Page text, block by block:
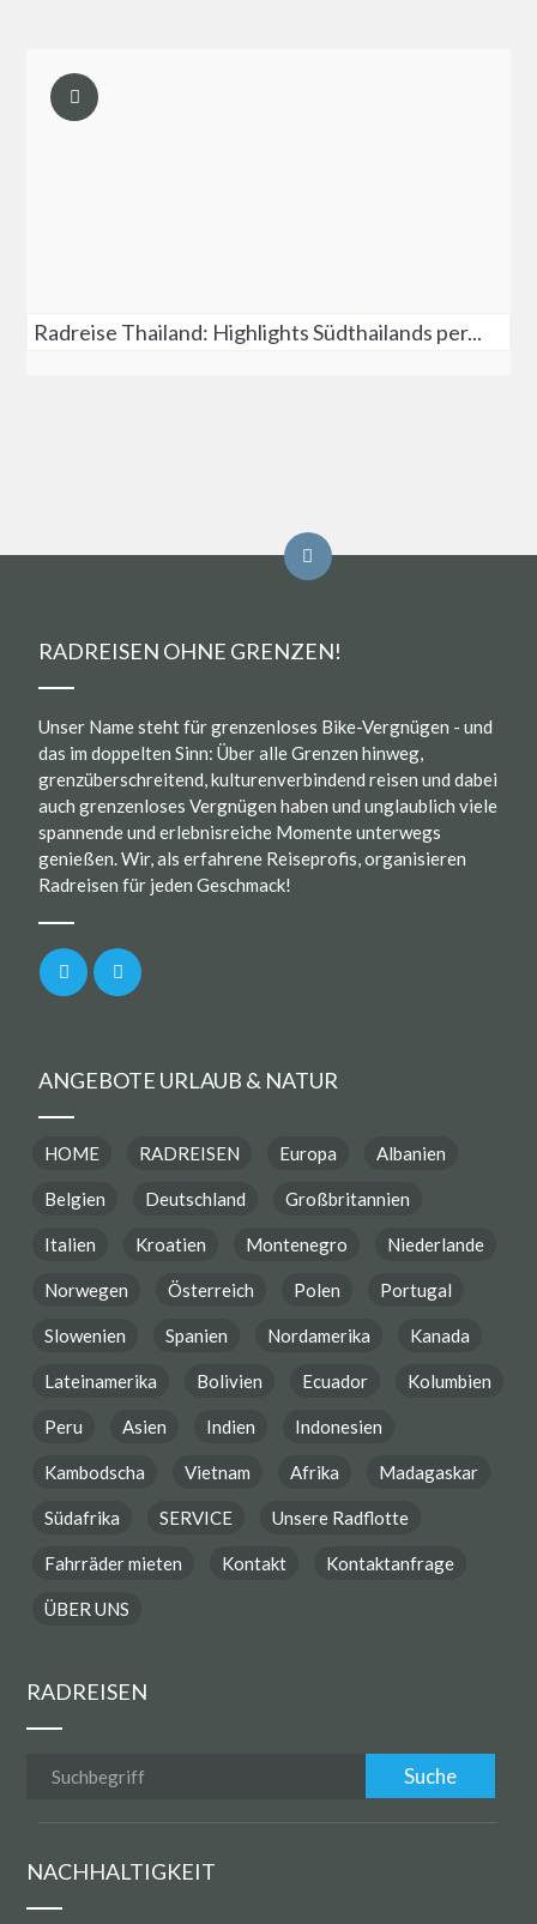
Radreise Thailand: Highlights Südthailands per...
RADREISEN OHNE GRENZEN!
Unser Name steht für grenzenloses Bike-Vergnügen - und
das im doppelten Sinn: Über alle Grenzen hinweg,
grenzüberschreitend, kulturenverbindend reisen und dabei
auch grenzenloses Vergnügen haben und unglaublich viele
spannende und erlebnisreiche Momente unterwegs
genießen. Wir, als erfahrene Reiseprofis, organisieren
Radreisen für jeden Geschmack!
ANGEBOTE URLAUB & NATUR
HOME RADREISEN Europa Albanien
Belgien Deutschland Großbritannien
Italien Kroatien Montenegro Niederlande
Norwegen Österreich Polen Portugal
Slowenien Spanien Nordamerika Kanada
Lateinamerika Bolivien Ecuador Kolumbien
Peru Asien Indien Indonesien
Kambodscha Vietnam Afrika Madagaskar
Südafrika SERVICE Unsere Radflotte
Fahrräder mieten Kontakt Kontaktanfrage
ÜBER UNS
RADREISEN
NACHHALTIGKEIT